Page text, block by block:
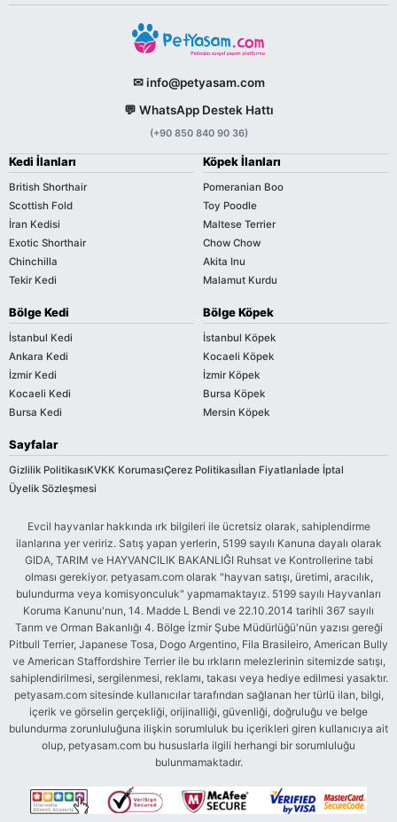
✉ info@petyasam.com
💬 WhatsApp Destek Hattı
(+90 850 840 90 36)
Kedi İlanları
British Shorthair
Scottish Fold
İran Kedisi
Exotic Shorthair
Chinchilla
Tekir Kedi
Köpek İlanları
Pomeranian Boo
Toy Poodle
Maltese Terrier
Chow Chow
Akita Inu
Malamut Kurdu
Bölge Kedi
İstanbul Kedi
Ankara Kedi
İzmir Kedi
Kocaeli Kedi
Bursa Kedi
Bölge Köpek
İstanbul Köpek
Kocaeli Köpek
İzmir Köpek
Bursa Köpek
Mersin Köpek
Sayfalar
Gizlilik PolitikasıKVKK KorumasıÇerez Politikasıİlan Fiyatlarıİade İptal
Üyelik Sözleşmesi
Evcil hayvanlar hakkında ırk bilgileri ile ücretsiz olarak, sahiplendirme
ilanlarına yer veririz. Satış yapan yerlerin, 5199 sayılı Kanuna dayalı olarak
GIDA, TARIM ve HAYVANCILIK BAKANLIĞI Ruhsat ve Kontrollerine tabi
olması gerekiyor. petyasam.com olarak "hayvan satışı, üretimi, aracılık,
bulundurma veya komisyonculuk" yapmamaktayız. 5199 sayılı Hayvanları
Koruma Kanunu'nun, 14. Madde L Bendi ve 22.10.2014 tarihli 367 sayılı
Tarım ve Orman Bakanlığı 4. Bölge İzmir Şube Müdürlüğü'nün yazısı gereği
Pitbull Terrier, Japanese Tosa, Dogo Argentino, Fila Brasileiro, American Bully
ve American Staffordshire Terrier ile bu ırkların melezlerinin sitemizde satışı,
sahiplendirilmesi, sergilenmesi, reklamı, takası veya hediye edilmesi yasaktır.
petyasam.com sitesinde kullanıcılar tarafından sağlanan her türlü ilan, bilgi,
içerik ve görselin gerçekliği, orijinalliği, güvenliği, doğruluğu ve belge
bulundurma zorunluluğuna ilişkin sorumluluk bu içerikleri giren kullanıcıya ait
olup, petyasam.com bu hususlarla ilgili herhangi bir sorumluluğu
bulunmamaktadır.